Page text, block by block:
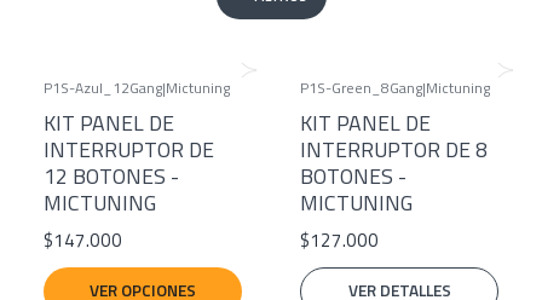
P1S-Azul_12Gang|Mictuning
KIT PANEL DE
INTERRUPTOR DE
12 BOTONES -
MICTUNING
$147.000
VER OPCIONES
P1S-Green_8Gang|Mictuning
KIT PANEL DE
INTERRUPTOR DE 8
BOTONES -
MICTUNING
$127.000
VER DETALLES